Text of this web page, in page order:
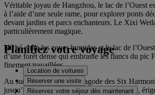
Véritable joyau de Hangzhou, le lac de l’Ouest
à l’aide d’une seule rame, pour explorer ponts
devant jardins et parcs enchanteurs. Le Xixi
particulièrement magique.
Niché entre les zones humides et le lac de
d’une forêt dense qui embrasse les flancs du pic
finement travaillées.
Au sud de Hangzhou, la pagode des Six
jusqu’à cette structure octogonale fascinante,
Planifiez votre voyage
Location de voitures
Réserver une visite
Réservez votre séjour dès maintenant